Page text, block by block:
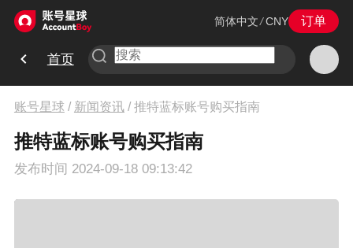
简体中文 /CNY 订单
首页
账号星球 / 新闻资讯/推特蓝标账号购买指南
推特蓝标账号购买指南
发布时间 2024-09-18 09:13:42